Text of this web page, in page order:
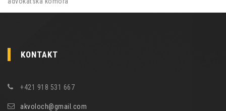
KONTAKT
+421 918 531 667
akvoloch@gmail.com